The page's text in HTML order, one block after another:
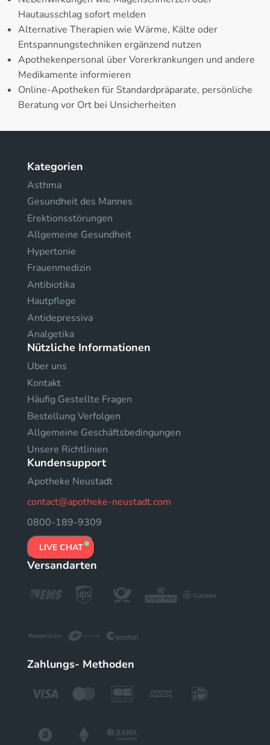
Hautausschlag sofort melden
Alternative Therapien wie Wärme, Kälte oder
Entspannungstechniken ergänzend nutzen
Apothekenpersonal über Vorerkrankungen und andere
Medikamente informieren
Online-Apotheken für Standardpräparate, persönliche
Beratung vor Ort bei Unsicherheiten
Kategorien
Asthma
Gesundheit des Mannes
Erektionsstörungen
Allgemeine Gesundheit
Hypertonie
Frauenmedizin
Antibiotika
Hautpflege
Antidepressiva
Analgetika
Nützliche Informationen
Uber uns
Kontakt
Häufig Gestellte Fragen
Bestellung Verfolgen
Allgemeine Geschäftsbedingungen
Unsere Richtlinien
Kundensupport
Apotheke Neustadt
contact@apotheke-neustadt.com
0800-189-9309
LIVE CHAT
Versandarten
Zahlungs- Methoden